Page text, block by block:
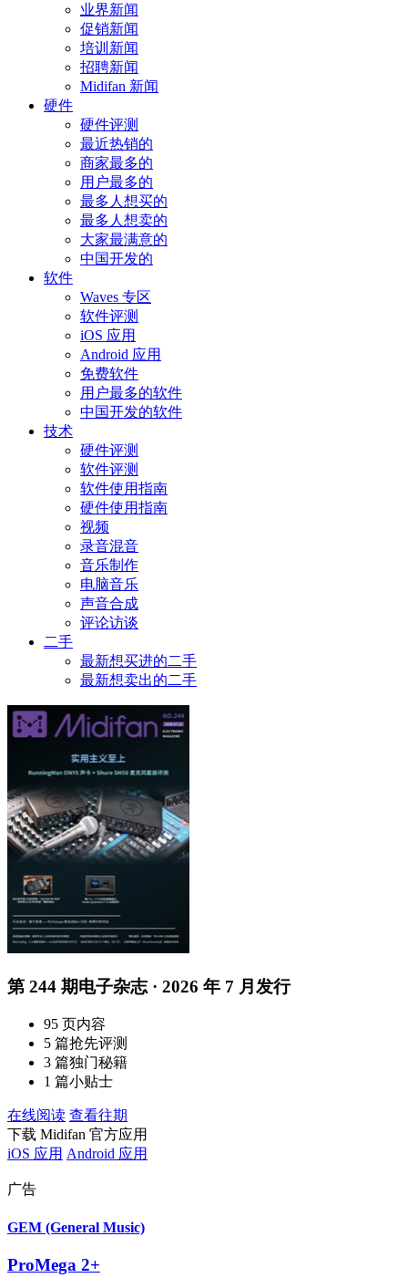
业界新闻
促销新闻
培训新闻
招聘新闻
Midifan 新闻
硬件
硬件评测
最近热销的
商家最多的
用户最多的
最多人想买的
最多人想卖的
大家最满意的
中国开发的
软件
Waves 专区
软件评测
iOS 应用
Android 应用
免费软件
用户最多的软件
中国开发的软件
技术
硬件评测
软件评测
软件使用指南
硬件使用指南
视频
录音混音
音乐制作
电脑音乐
声音合成
评论访谈
二手
最新想买进的二手
最新想卖出的二手
第 244 期电子杂志 · 2026 年 7 月发行
95 页内容
5 篇抢先评测
3 篇独门秘籍
1 篇小贴士
在线阅读 查看往期
下载 Midifan 官方应用
iOS 应用 Android 应用
广告
GEM (General Music)
ProMega 2+